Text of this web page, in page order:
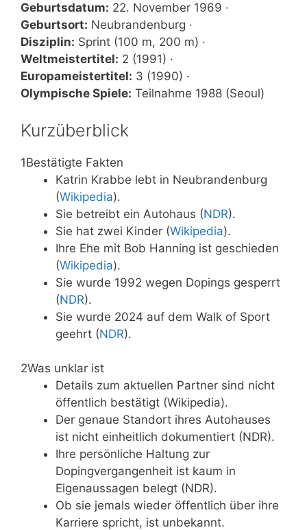
Geburtsdatum: 22. November 1969 ·
Geburtsort: Neubrandenburg ·
Disziplin: Sprint (100 m, 200 m) ·
Weltmeistertitel: 2 (1991) ·
Europameistertitel: 3 (1990) ·
Olympische Spiele: Teilnahme 1988 (Seoul)
Kurzüberblick
1Bestätigte Fakten
Katrin Krabbe lebt in Neubrandenburg
(Wikipedia).
Sie betreibt ein Autohaus (NDR).
Sie hat zwei Kinder (Wikipedia).
Ihre Ehe mit Bob Hanning ist geschieden
(Wikipedia).
Sie wurde 1992 wegen Dopings gesperrt
(NDR).
Sie wurde 2024 auf dem Walk of Sport
geehrt (NDR).
2Was unklar ist
Details zum aktuellen Partner sind nicht
öffentlich bestätigt (Wikipedia).
Der genaue Standort ihres Autohauses
ist nicht einheitlich dokumentiert (NDR).
Ihre persönliche Haltung zur
Dopingvergangenheit ist kaum in
Eigenaussagen belegt (NDR).
Ob sie jemals wieder öffentlich über ihre
Karriere spricht, ist unbekannt.